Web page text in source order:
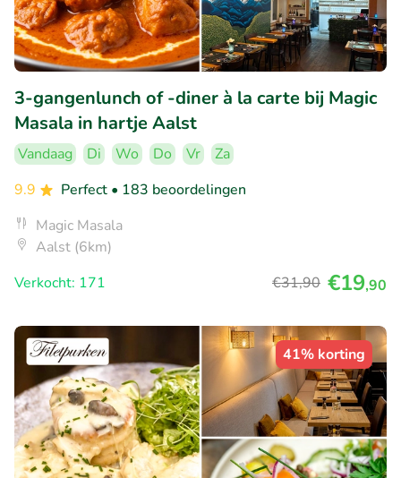
3-gangenlunch of -diner à la carte bij Magic
Masala in hartje Aalst
Vandaag Di Wo Do Vr
Za
9.9
Perfect • 183 beoordelingen
Magic Masala
Aalst (6km)
Verkocht: 171
€31,90 €19,90
41% korting